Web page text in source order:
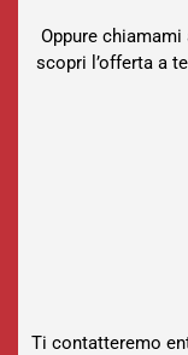
Oppure
scopri l’offerta a
Ti contatteremo